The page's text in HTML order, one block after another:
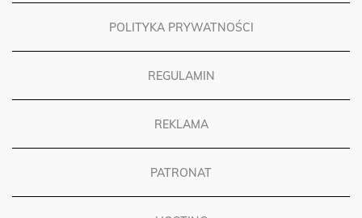
POLITYKA PRYWATNOŚCI
REGULAMIN
REKLAMA
PATRONAT